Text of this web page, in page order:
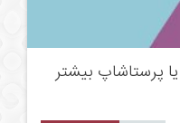
پرستاشاپ بیشتر